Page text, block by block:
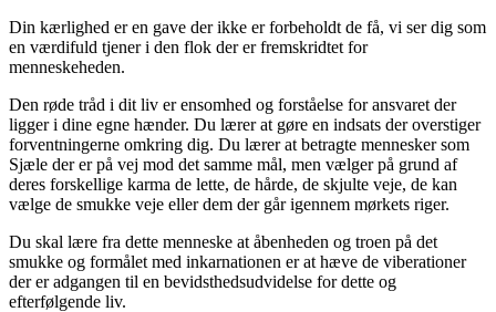
Din kærlighed er en gave der ikke er forbeholdt de få, vi ser dig som
en værdifuld tjener i den flok der er fremskridtet for
menneskeheden.
Den røde tråd i dit liv er ensomhed og forståelse for ansvaret der
ligger i dine egne hænder. Du lærer at gøre en indsats der overstiger
forventningerne omkring dig. Du lærer at betragte mennesker som
Sjæle der er på vej mod det samme mål, men vælger på grund af
deres forskellige karma de lette, de hårde, de skjulte veje, de kan
vælge de smukke veje eller dem der går igennem mørkets riger.
Du skal lære fra dette menneske at åbenheden og troen på det
smukke og formålet med inkarnationen er at hæve de viberationer
der er adgangen til en bevidsthedsudvidelse for dette og
efterfølgende liv.